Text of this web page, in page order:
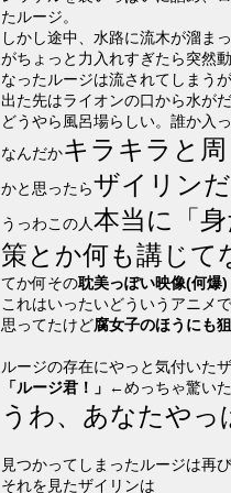
たルージ。
しかし途中、水路に流木が溜ま
がちょっと力入れすぎたら突然
なったルージは流されてしまう
出た先はライオンの口から水が
どうやら風呂場らしい。誰か入
なんだかキラキラと
かと思ったらザイリン
うっわこの人本当に「
策とか何も講じて
てか何その耽美っぽい映像(何爆)
これはいったいどういうアニメ
思ってたけど腐女子のほうにも
ルージの存在にやっと気付いた
「ルージ君！」
←めっちゃ驚い
うわ、あなたや
見つかってしまったルージは再
それを見たザイリンは